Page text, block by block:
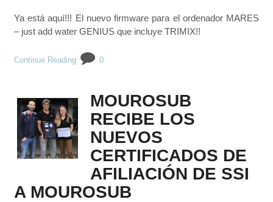
Ya está aquí!!! El nuevo firmware para el ordenador MARES
– just add water GENIUS que incluye TRIMIX!!
Continue Reading 0
MOUROSUB
RECIBE LOS
NUEVOS
CERTIFICADOS DE
AFILIACIÓN DE SSI
A MOUROSUB